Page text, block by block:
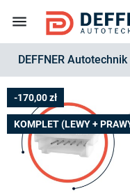
menu
DEFFNER Autotechnik
-170,00 zł
KOMPLET (LEWY +